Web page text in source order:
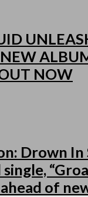
NOW
Drown In
of